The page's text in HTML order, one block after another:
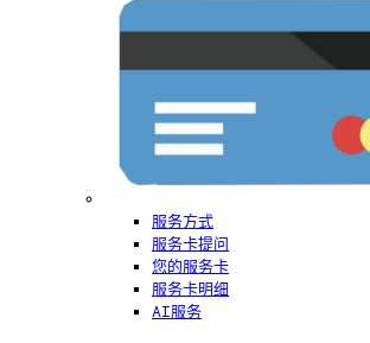
服务方式
服务卡提问
您的服务卡
服务卡明细
AI服务